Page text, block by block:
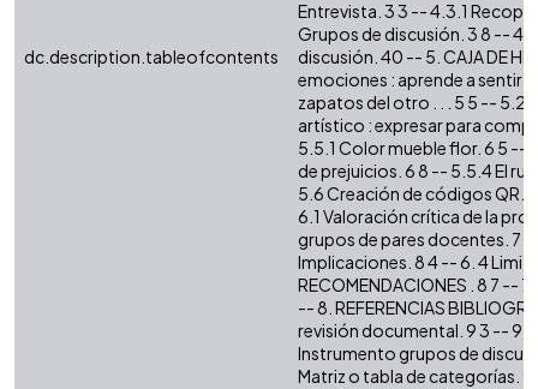
dc.description.tableofcontents
Entrevista. 3 3 -- 4.3.1
Grupos de discusión. 3 8 --
discusión. 40 -- 5. CAJA DE
emociones : aprende a sentir .
zapatos del otro . . . 5 5 --
artístico : expresar para
5.5.1 Color mueble flor. 6 5
de prejuicios. 6 8 -- 5.5.4 El
5.6 Creación de códigos QR. 7
6.1 Valoración crítica de la
grupos de pares docentes. 7
Implicaciones. 8 4 -- 6. 4
RECOMENDACIONES . 8 7 --
-- 8. REFERENCIAS
revisión documental. 9 3 -- 9.
Instrumento grupos de
Matriz o tabla de categorías. 9